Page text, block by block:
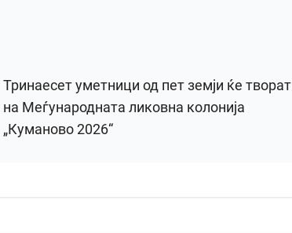
Тринаесет уметници од пет земји ќе творат
на Меѓународната ликовна колонија
„Куманово 2026“